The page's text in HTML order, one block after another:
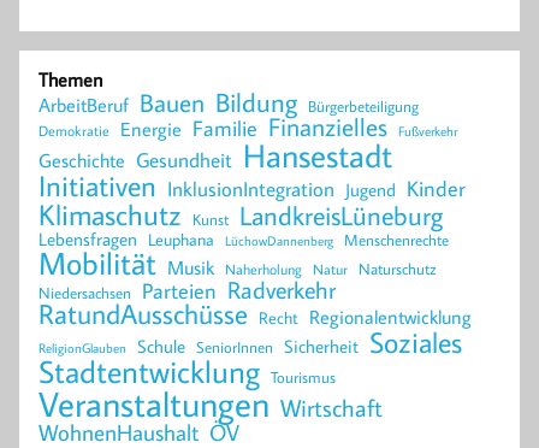
Themen
ArbeitBeruf Bauen Bildung Bürgerbeteiligung
Demokratie Energie Familie Finanzielles Fußverkehr
Geschichte Gesundheit Hansestadt
Initiativen InklusionIntegration Jugend Kinder
Klimaschutz Kunst LandkreisLüneburg
Lebensfragen Leuphana LüchowDannenberg Menschenrechte
Mobilität Musik Naherholung Natur Naturschutz
Niedersachsen Parteien Radverkehr
RatundAusschüsse Recht Regionalentwicklung
ReligionGlauben Schule SeniorInnen Sicherheit Soziales
Stadtentwicklung Tourismus
Veranstaltungen Wirtschaft
WohnenHaushalt ÖV